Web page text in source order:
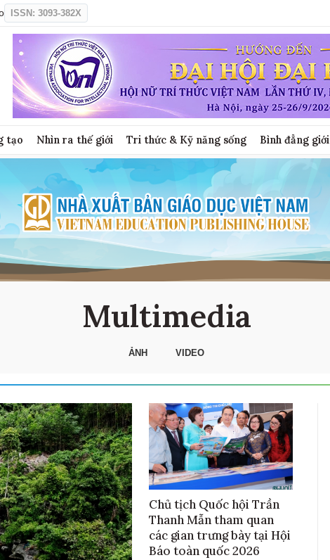
ISSN: 3093-382X
tạo Nhìn ra thế giới Tri thức & Kỹ năng sống Bình đẳng giới
Multimedia
ẢNH VIDEO
Chủ tịch Quốc hội Trần
Thanh Mẫn tham quan
các gian trưng bày tại Hội
Báo toàn quốc 2026